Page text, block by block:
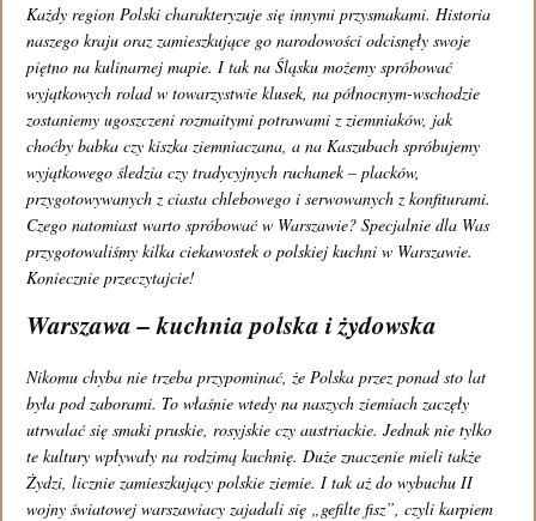
Każdy region Polski charakteryzuje się innymi przysmakami. Historia
naszego kraju oraz zamieszkujące go narodowości odcisnęły swoje
piętno na kulinarnej mapie. I tak na Śląsku możemy spróbować
wyjątkowych rolad w towarzystwie klusek, na północnym-wschodzie
zostaniemy ugoszczeni rozmaitymi potrawami z ziemniaków, jak
choćby babka czy kiszka ziemniaczana, a na Kaszubach spróbujemy
wyjątkowego śledzia czy tradycyjnych ruchanek – placków,
przygotowywanych z ciasta chlebowego i serwowanych z konfiturami.
Czego natomiast warto spróbować w Warszawie? Specjalnie dla Was
przygotowaliśmy kilka ciekawostek o polskiej kuchni w Warszawie.
Koniecznie przeczytajcie!
Warszawa – kuchnia polska i żydowska
Nikomu chyba nie trzeba przypominać, że Polska przez ponad sto lat
była pod zaborami. To właśnie wtedy na naszych ziemiach zaczęły
utrwalać się smaki pruskie, rosyjskie czy austriackie. Jednak nie tylko
te kultury wpływały na rodzimą kuchnię. Duże znaczenie mieli także
Żydzi, licznie zamieszkujący polskie ziemie. I tak aż do wybuchu II
wojny światowej warszawiacy zajadali się „gefilte fisz”, czyli karpiem
WIRTUALNY SPACER
KONTAKT
Restauracja PAPU
Al. Niepodległości 132/136
02-554 Warszawa
Godziny otwarcia restauracji:
Poniedziałek - piątek 13:00 - 22:30
Sobota 12:00 - 22:30